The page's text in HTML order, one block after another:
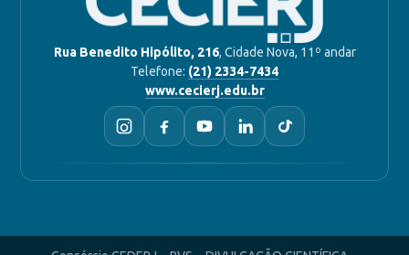
Rua Benedito Hipólito, 216, Cidade Nova, 11º andar
Telefone: (21) 2334-7434
www.cecierj.edu.br